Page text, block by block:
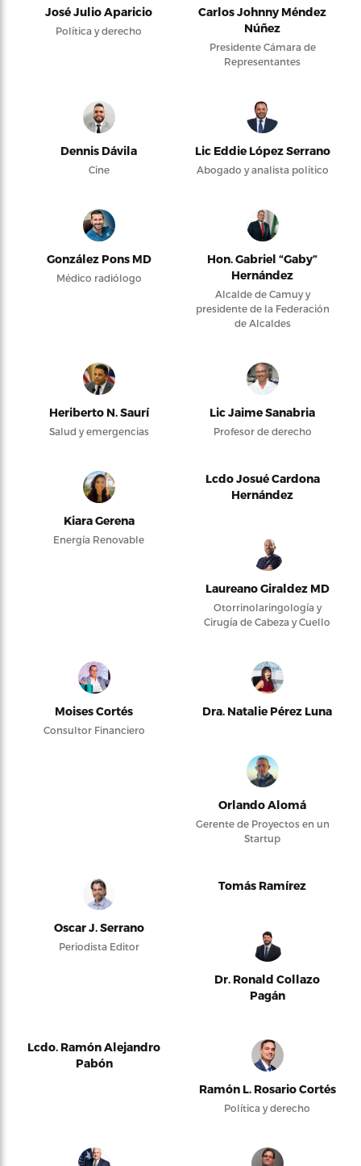
José Julio Aparicio
Política y derecho
Carlos Johnny Méndez
Núñez
Presidente Cámara de
Representantes
Dennis Dávila
Cine
Lic Eddie López Serrano
Abogado y analista político
González Pons MD
Médico radiólogo
Hon. Gabriel “Gaby”
Hernández
Alcalde de Camuy y
presidente de la Federación
de Alcaldes
Heriberto N. Saurí
Salud y emergencias
Lic Jaime Sanabria
Profesor de derecho
Kiara Gerena
Energía Renovable
Lcdo Josué Cardona
Hernández
Laureano Giraldez MD
Otorrinolaringología y
Cirugía de Cabeza y Cuello
Moises Cortés
Consultor Financiero
Dra. Natalie Pérez Luna
Orlando Alomá
Gerente de Proyectos en un
Startup
Oscar J. Serrano
Periodista Editor
Tomás Ramírez
Dr. Ronald Collazo
Pagán
Lcdo. Ramón Alejandro
Pabón
Ramón L. Rosario Cortés
Política y derecho